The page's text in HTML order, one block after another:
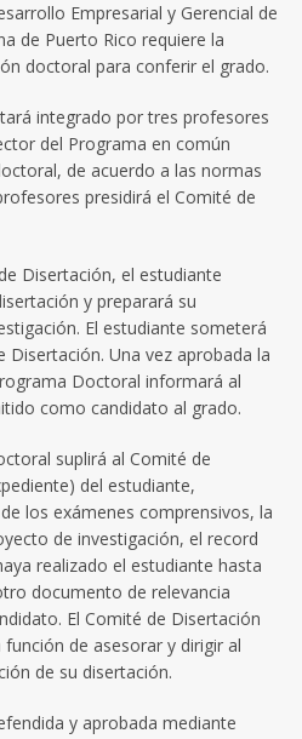
Empresarial y Gerencial de
de Puerto Rico requiere la
doctoral para conferir el grado.
integrado por tres profesores
del Programa en común
de acuerdo a las normas
presidirá el Comité de
Disertación, el estudiante
y preparará su
El estudiante someterá
Disertación. Una vez aprobada la
Doctoral informará al
como candidato al grado.
suplirá al Comité de
del estudiante,
los exámenes comprensivos, la
de investigación, el record
realizado el estudiante hasta
documento de relevancia
El Comité de Disertación
de asesorar y dirigir al
de su disertación.
y aprobada mediante